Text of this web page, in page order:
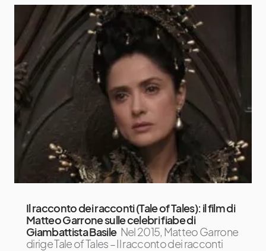
Il racconto dei racconti (Tale of Tales): il film di
Matteo Garrone sulle celebri fiabe di
Giambattista Basile Nel 2015, Matteo Garrone
dirige Tale of Tales – Il racconto dei racconti